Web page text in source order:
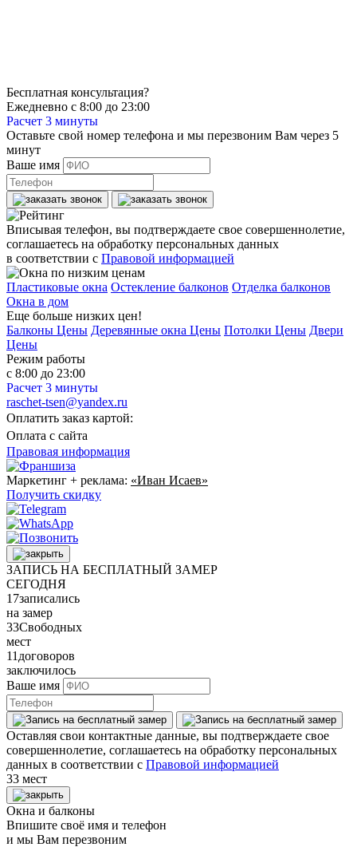
Бесплатная консультация?
Ежедневно с 8:00 до 23:00
Расчет 3 минуты
Оставьте свой номер телефона и мы перезвоним Вам через 5
минут
Ваше имя
Вписывая телефон, вы подтверждаете свое совершеннолетие,
соглашаетесь на обработку персональных данных
в соответствии с Правовой информацией
Пластиковые окна Остекление балконов Отделка балконов
Окна в дом
Еще больше низких цен!
Балконы Цены Деревянные окна Цены Потолки Цены Двери
Цены
Режим работы
с 8:00 до 23:00
Расчет 3 минуты
raschet-tsen@yandex.ru
Оплатить заказ картой:
Оплата с сайта
Правовая информация
Маркетинг + реклама: «Иван Исаев»
Получить скидку
ЗАПИСЬ НА БЕСПЛАТНЫЙ ЗАМЕР
СЕГОДНЯ
17записались
на замер
33Свободных
мест
11 договоров
заключилось
Ваше имя
Оставляя свои контактные данные, вы подтверждаете свое
совершеннолетие, соглашаетесь на обработку персональных
данных в соответствии с Правовой информацией
33 мест
Окна и балконы
Впишите своё имя и телефон
и мы Вам перезвоним